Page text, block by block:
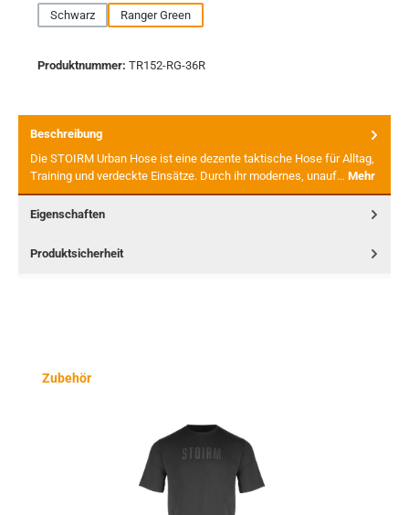
Schwarz
Ranger Green
Produktnummer: TR152-RG-36R
Beschreibung
Die STOIRM Urban Hose ist eine dezente taktische Hose für Alltag,
Training und verdeckte Einsätze. Durch ihr modernes, unauf… Mehr
Eigenschaften
Produktsicherheit
Produktgalerie überspringen
Zubehör